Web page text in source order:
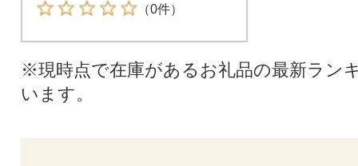
（0件）
※現時点で在庫があるお礼品の最新ラン
います。